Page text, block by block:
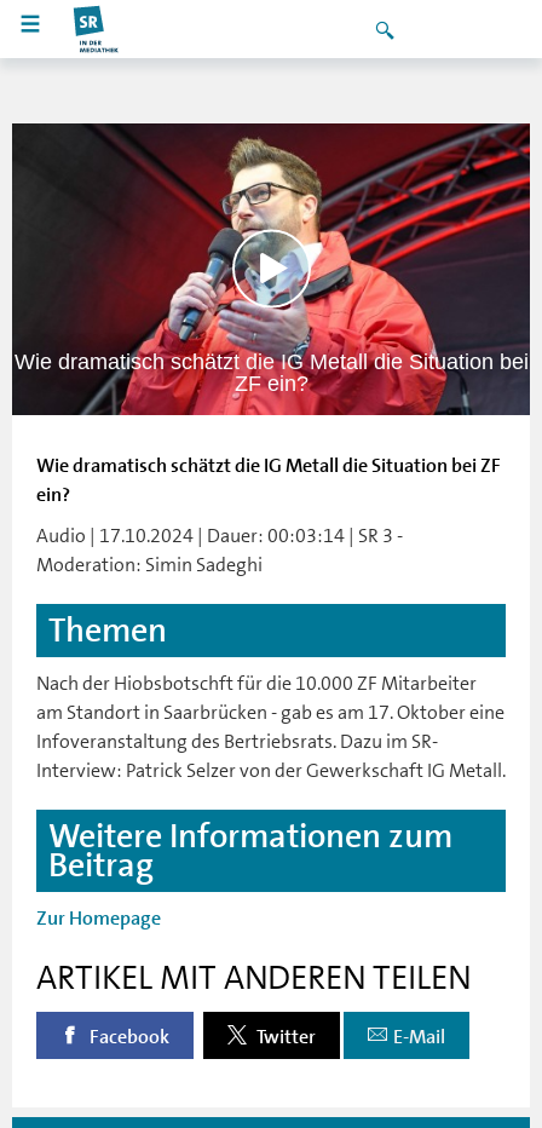
Wie dramatisch schätzt die IG Metall die Situation bei
ZF ein?
Wie dramatisch schätzt die IG Metall die Situation bei ZF
ein?
Audio | 17.10.2024 | Dauer: 00:03:14 | SR 3 -
Moderation: Simin Sadeghi
Themen
Nach der Hiobsbotschft für die 10.000 ZF Mitarbeiter
am Standort in Saarbrücken - gab es am 17. Oktober eine
Infoveranstaltung des Bertriebsrats. Dazu im SR-
Interview: Patrick Selzer von der Gewerkschaft IG Metall.
Weitere Informationen zum
Beitrag
Zur Homepage
ARTIKEL MIT ANDEREN TEILEN
Facebook Twitter E-Mail